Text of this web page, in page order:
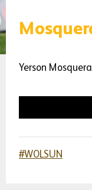
Yerson
#WOLSUN